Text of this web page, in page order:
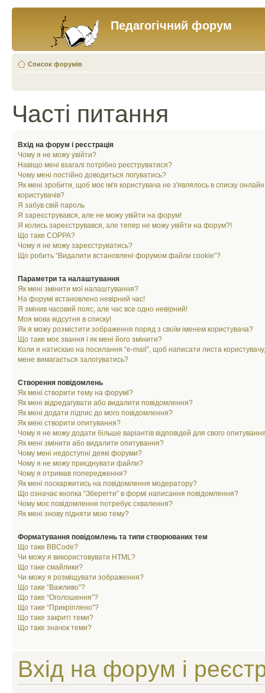
Педагогічний форум
Список форумів
Часті питання
Вхід на форум і реєстрація
Чому я не можу увійти?
Навіщо мені взагалі потрібно реєструватися?
Чому мені постійно доводиться логуватись?
Як мені зробити, щоб моє ім'я користувача не з'являлось в списку онлайн
користувачів?
Я забув свій пароль
Я зареєструвався, але не можу увійти на форум!
Я колись зареєструвався, але тепер не можу увійти на форум?!
Що таке COPPA?
Чому я не можу зареєструватись?
Що робить “Видалити встановлені форумом файли cookie”?
Параметри та налаштування
Як мені змінити мої налаштування?
На форумі встановлено невірний час!
Я змінив часовий пояс, але час все одно невірний!
Моя мова відсутня в списку!
Як я можу розмістити зображення поряд з своїм іменем користувача?
Що таке моє звання і як мені його змінити?
Коли я натискаю на посилання “e-mail”, щоб написати листа користувачу,
мене вимагається залогуватись?
Створення повідомлень
Як мені створити тему на форумі?
Як мені відредагувати або видалити повідомлення?
Як мені додати підпис до мого повідомлення?
Як мені створити опитування?
Чому я не можу додати більше варіантів відповідей для свого
Як мені змінити або видалити опитування?
Чому мені недоступні деякі форуми?
Чому я не можу приєднувати файли?
Чому я отримав попередження?
Як мені поскаржитись на повідомлення модератору?
Що означає кнопка “Зберегти” в формі написання повідомлення?
Чому моє повідомлення потребує схвалення?
Як мені знову підняти мою тему?
Форматування повідомлень та типи створюваних тем
Що таке BBCode?
Чи можу я використовувати HTML?
Що таке смайлики?
Чи можу я розміщувати зображення?
Що таке “Важливо”?
Що таке “Оголошення”?
Що таке “Прикріплено”?
Що таке закриті теми?
Що таке значок теми?
Вхід на форум і